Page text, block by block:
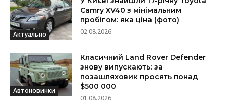
Актуально
Camry XV40 з мінімальним
пробігом: яка ціна (фото)
02.08.2026
Автоновинки
Класичний Land Rover Defender
знову випускають: за
позашляховик просять понад
$500 000
01.08.2026